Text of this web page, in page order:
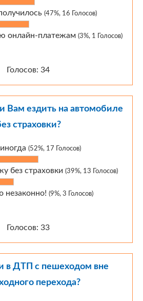
(47%, 16 Голосов)
онлайн-платежам (3%, 1 Голосов)
Голосов: 34
Вам ездить на автомобиле
страховки?
(52%, 17 Голосов)
без страховки (39%, 13 Голосов)
незаконно! (9%, 3 Голосов)
Голосов: 33
в ДТП с пешеходом вне
перехода?